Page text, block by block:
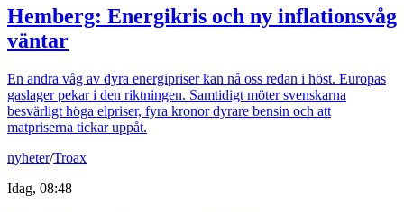
Hemberg: Energikris och ny inflationsvåg
väntar
En andra våg av dyra energipriser kan nå oss redan i höst. Europas
gaslager pekar i den riktningen. Samtidigt möter svenskarna
besvärligt höga elpriser, fyra kronor dyrare bensin och att
matpriserna tickar uppåt.
nyheter/Troax
Idag, 08:48